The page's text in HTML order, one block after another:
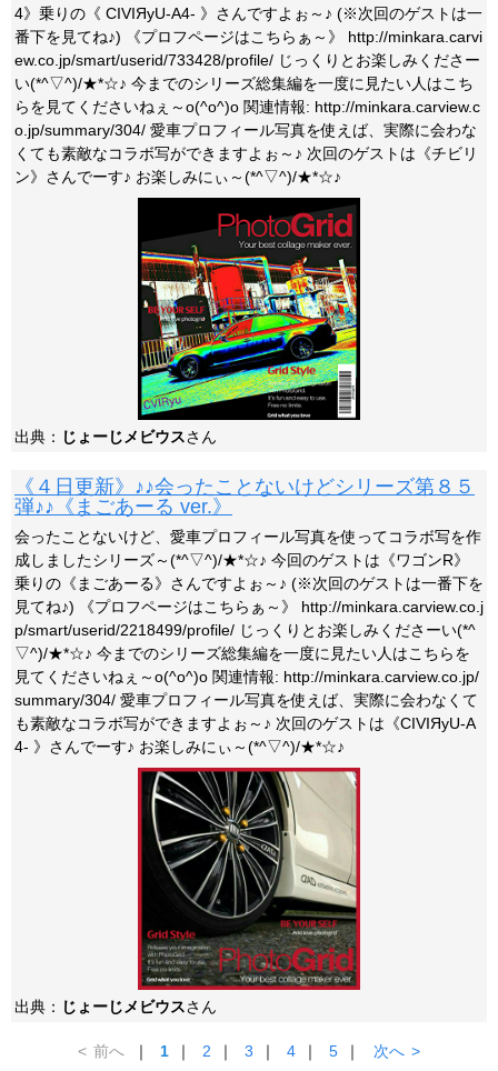
4》乗りの《 CIVIЯyU-A4- 》さんですよぉ～♪ (※次回のゲストは一
番下を見てね♪) 《プロフページはこちらぁ～》 http://minkara.carvi
ew.co.jp/smart/userid/733428/profile/ じっくりとお楽しみくださー
い(*^▽^)/★*☆♪ 今までのシリーズ総集編を一度に見たい人はこち
らを見てくださいねぇ～o(^o^)o 関連情報: http://minkara.carview.c
o.jp/summary/304/ 愛車プロフィール写真を使えば、実際に会わな
くても素敵なコラボ写ができますよぉ～♪ 次回のゲストは《チビリ
ン》さんでーす♪ お楽しみにぃ～(*^▽^)/★*☆♪
出典： じょーじメビウスさん
《４日更新》♪♪会ったことないけどシリーズ第８５
弾♪♪《まごあーる ver.》
会ったことないけど、愛車プロフィール写真を使ってコラボ写を作
成しましたシリーズ～(*^▽^)/★*☆♪ 今回のゲストは《ワゴンR》
乗りの《まごあーる》さんですよぉ～♪ (※次回のゲストは一番下を
見てね♪) 《プロフページはこちらぁ～》 http://minkara.carview.co.j
p/smart/userid/2218499/profile/ じっくりとお楽しみくださーい(*^
▽^)/★*☆♪ 今までのシリーズ総集編を一度に見たい人はこちらを
見てくださいねぇ～o(^o^)o 関連情報: http://minkara.carview.co.jp/
summary/304/ 愛車プロフィール写真を使えば、実際に会わなくて
も素敵なコラボ写ができますよぉ～♪ 次回のゲストは《CIVIЯyU-A
4- 》さんでーす♪ お楽しみにぃ～(*^▽^)/★*☆♪
出典： じょーじメビウスさん
< 前へ ｜ 1 ｜ 2 ｜ 3 ｜ 4 ｜ 5 ｜ 次へ >